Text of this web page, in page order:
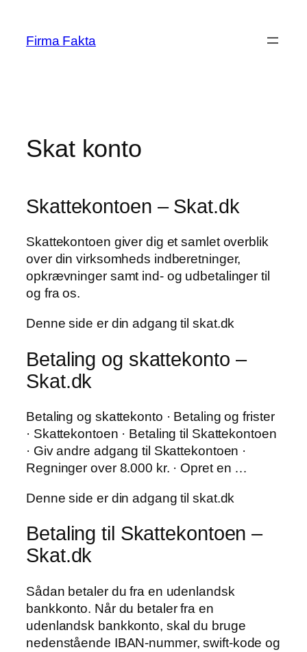
content
Firma Fakta
Skat konto
Skattekontoen – Skat.dk
Skattekontoen giver dig et samlet overblik
over din virksomheds indberetninger,
opkrævninger samt ind- og udbetalinger til
og fra os.
Denne side er din adgang til skat.dk
Betaling og skattekonto –
Skat.dk
Betaling og skattekonto · Betaling og frister
· Skattekontoen · Betaling til Skattekontoen
· Giv andre adgang til Skattekontoen ·
Regninger over 8.000 kr. · Opret en …
Denne side er din adgang til skat.dk
Betaling til Skattekontoen –
Skat.dk
Sådan betaler du fra en udenlandsk
bankkonto. Når du betaler fra en
udenlandsk bankkonto, skal du bruge
nedenstående IBAN-nummer, swift-kode og